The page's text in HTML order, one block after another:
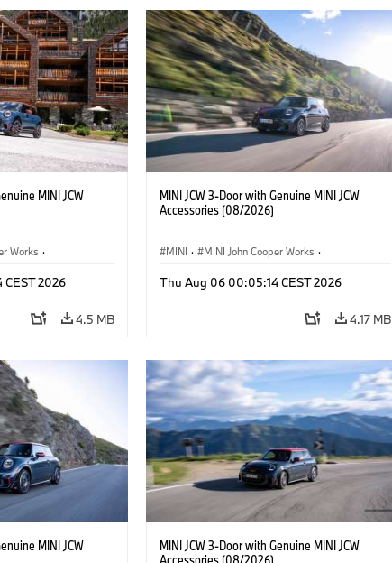
MINI JCW
Works ·
2026
4.5 MB
MINI JCW 3-Door with Genuine MINI JCW
Accessories (08/2026)
MINI · MINI John Cooper Works ·
Optional Extras, Accessories
Thu Aug 06 00:05:14 CEST 2026
4.17 MB
MINI JCW
MINI JCW 3-Door with Genuine MINI JCW